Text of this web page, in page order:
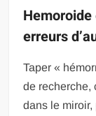
erreurs
Taper «
de recherche,
dans le miroir,